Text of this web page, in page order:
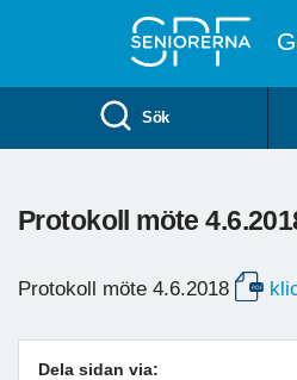
Sök
Protokoll möte
Protokoll möte 4.6.2018
Dela sidan via: